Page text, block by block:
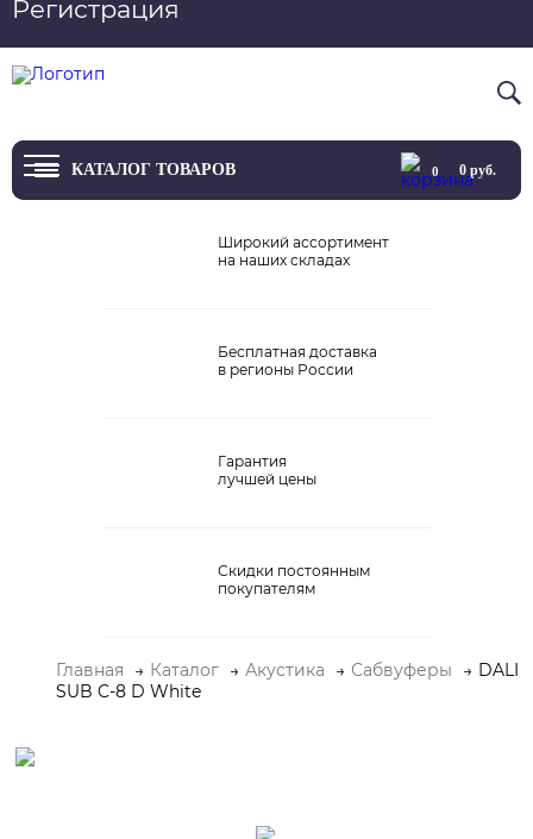
Регистрация
Вход
КАТАЛОГ ТОВАРОВ
Виниловые проигрыватели
Домашние кинотеатры
Портативный Hi-Fi
0 0руб.
Широкий ассортимент
на наших складах
Бесплатная доставка
в регионы России
Гарантия
лучшей цены
Скидки постоянным
покупателям
Главная Каталог Акустика Сабвуферы
DALI
SUB C-8 D White